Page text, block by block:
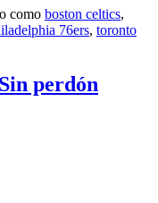
como boston celtics,
76ers, toronto
perdón